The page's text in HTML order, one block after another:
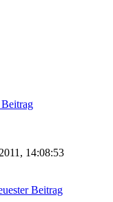
14:08:53
Beitrag